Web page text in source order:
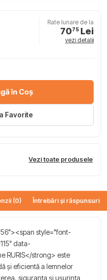
Rate lunare de la
7075 Lei
vezi detalii
în Coș
Favorite
Vezi toate produsele
(0) Întrebări și răspunsuri
style="font-
data-
RURIS</strong> este
și eficientă a lemnelor
siguranța și ușurința